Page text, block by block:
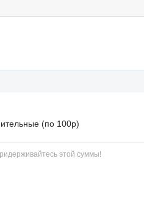
(по 100р)
этой суммы!